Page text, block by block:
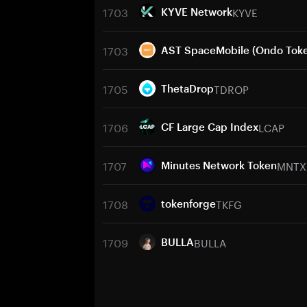
1703 KYVE NetworkKYVE
1703 AST SpaceMobile (Ondo
1705 ThetaDropTDROP
1706 CF Large Cap IndexLCAP
1707 Minutes Network TokenMNTX
1708 tokenforgeTKFG
1709 BULLABULLA